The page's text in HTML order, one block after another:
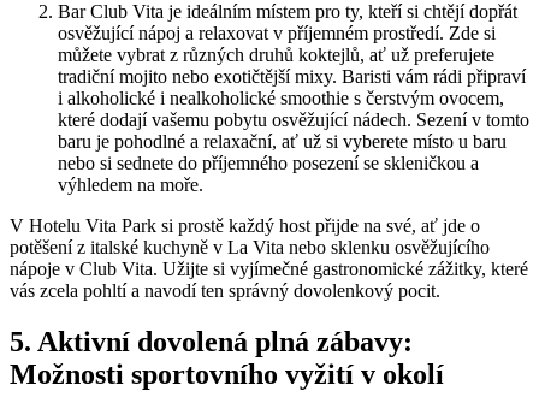
Bar Club Vita je ideálním místem pro ty, kteří si chtějí dopřát
osvěžující nápoj a relaxovat v příjemném prostředí. Zde si
můžete vybrat z různých druhů koktejlů, ať už preferujete
tradiční mojito nebo exotičtější mixy. Baristi vám rádi připraví
i alkoholické i nealkoholické smoothie s čerstvým ovocem,
které dodají vašemu pobytu osvěžující nádech. Sezení v tomto
baru je pohodlné a relaxační, ať už si vyberete místo u baru
nebo si sednete do příjemného posezení se skleničkou a
výhledem na moře.
V Hotelu Vita Park si prostě každý host přijde na své, ať jde o
potěšení z italské kuchyně v La Vita nebo sklenku osvěžujícího
nápoje v Club Vita. Užijte si vyjímečné gastronomické zážitky, které
vás zcela pohltí a navodí ten správný dovolenkový pocit.
5. Aktivní dovolená plná zábavy:
Možnosti sportovního vyžití v okolí